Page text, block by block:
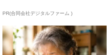
PR(合同会社デジタルファーム )